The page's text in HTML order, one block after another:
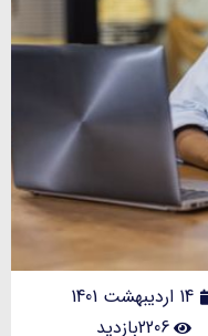
14 اردیبهشت 1401
2206بازدید